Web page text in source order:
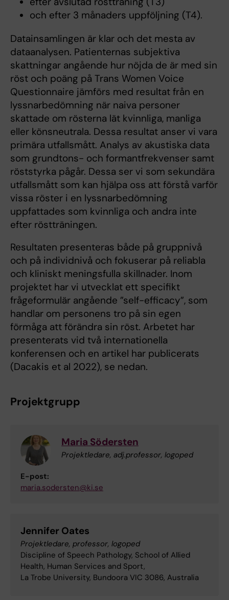
och efter 3 månaders uppföljning (T4).
Datainsamlingen är klar och det mesta av
dataanalysen. Patienternas subjektiva
skattningar angående hur nöjda de är med sin
röst och poäng på Trans Women Voice
Questionnaire jämförs med resultat från en
lyssnarbedömning när naiva personer
skattade om rösterna lät kvinnliga, manliga
eller könsneutrala. Dessa resultat anser vi vara
primära utfallsmått. Analys av akustiska data
som grundtons- och formantfrekvenser samt
röststyrka pågår. Dessa ser vi som sekundära
utfallsmått som kan hjälpa oss att förstå varför
vissa röster i en lyssnarbedömning
uppfattades som kvinnliga och andra inte
efter röstträningen.
Resultaten presenteras både på gruppnivå
och på individnivå och fokuserar på reliabla
och kliniskt meningsfulla skillnader. Inom
projektet har vi utvecklat ett specifikt
frågeformulär angående ”self-efficacy”, som
handlar om personens tro på sin egen
förmåga att förändra sin röst. Arbetet har
presenterats vid två internationella
konferensen och en artikel har publicerats
(Dacakis et al 2022), se nedan.
Projektgrupp
Maria Södersten
Projektledare, adj.professor, logoped
E-post:
maria.sodersten@ki.se
Jennifer Oates
Projektledare, professor, logoped
Discipline of Speech Pathology, School of Allied
Health, Human Services and Sport,
La Trobe University, Bundoora VIC 3086, Australia